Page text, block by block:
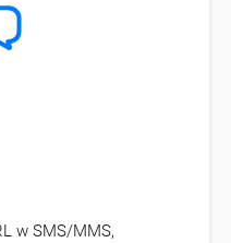
w SMS/MMS,